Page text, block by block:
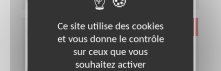
Ce site utilise des cookies
et vous donne le contrôle
sur ceux que vous
souhaitez activer